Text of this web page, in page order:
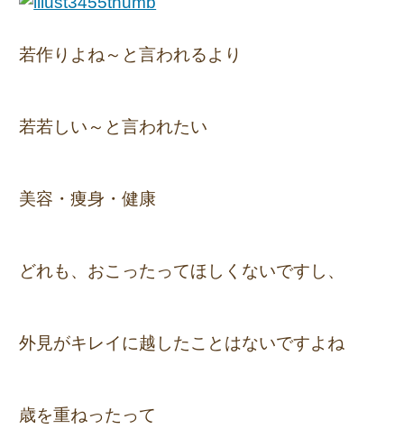
若作りよね～と言われるより
若若しい～と言われたい
美容・痩身・健康
どれも、おこったってほしくないですし、
外見がキレイに越したことはないですよね
歳を重ねったって